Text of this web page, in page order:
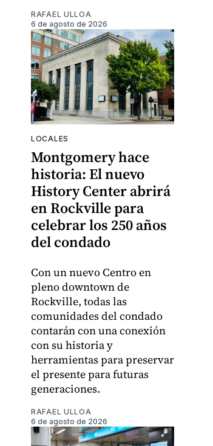
RAFAEL ULLOA
6 de agosto de 2026
LOCALES
Montgomery hace
historia: El nuevo
History Center abrirá
en Rockville para
celebrar los 250 años
del condado
Con un nuevo Centro en
pleno downtown de
Rockville, todas las
comunidades del condado
contarán con una conexión
con su historia y
herramientas para preservar
el presente para futuras
generaciones.
RAFAEL ULLOA
6 de agosto de 2026